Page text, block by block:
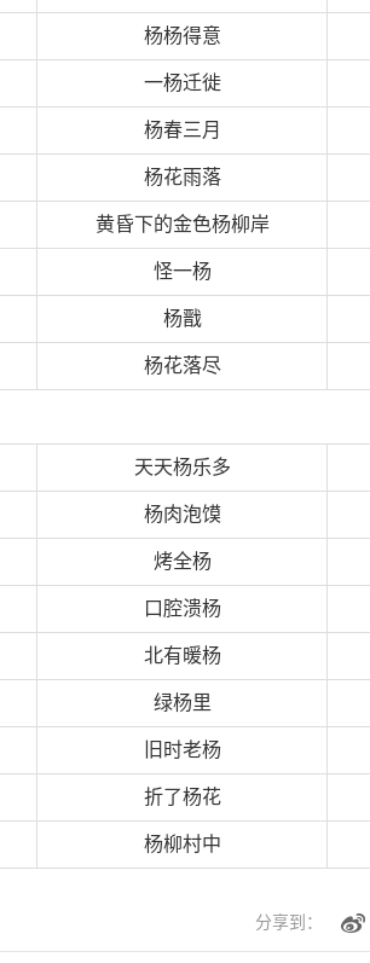
杨杨得意
一杨迁徙
杨春三月
杨花雨落
黄昏下的金色杨柳岸
怪一杨
杨戬
杨花落尽
天天杨乐多
杨肉泡馍
烤全杨
口腔溃杨
北有暖杨
绿杨里
旧时老杨
折了杨花
杨柳村中
分享到：